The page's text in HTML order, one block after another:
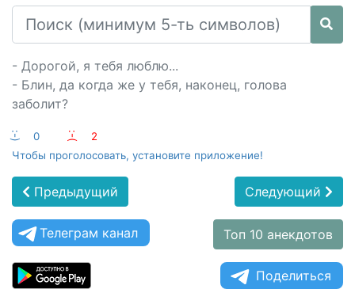
- Дорогой, я тебя люблю...
- Блин, да когда же у тебя, наконец, голова
заболит?
:-) 0 :-(
2
Чтобы проголосовать, установите приложение!
Предыдущий Следующий
Телеграм канал Топ 10 анекдотов
Поделиться